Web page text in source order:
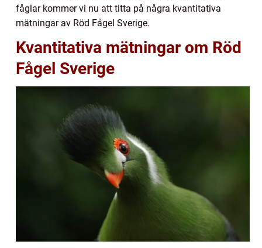
fåglar kommer vi nu att titta på några kvantitativa
mätningar av Röd Fågel Sverige.
Kvantitativa mätningar om Röd
Fågel Sverige